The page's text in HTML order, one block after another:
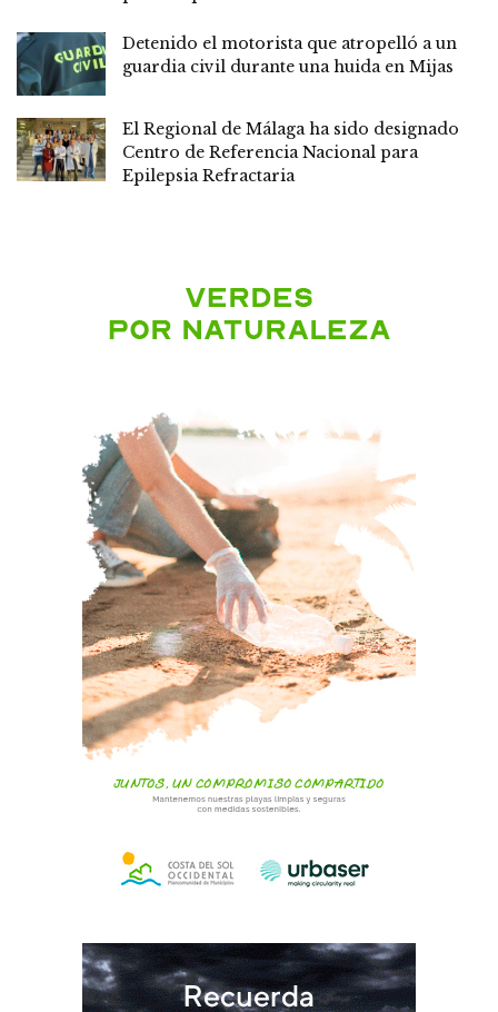
Detenido el motorista que atropelló a un
guardia civil durante una huida en Mijas
El Regional de Málaga ha sido designado
Centro de Referencia Nacional para
Epilepsia Refractaria